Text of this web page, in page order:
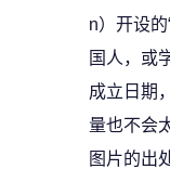
n）开设
国人，或
成立日期
量也不会
图片的出